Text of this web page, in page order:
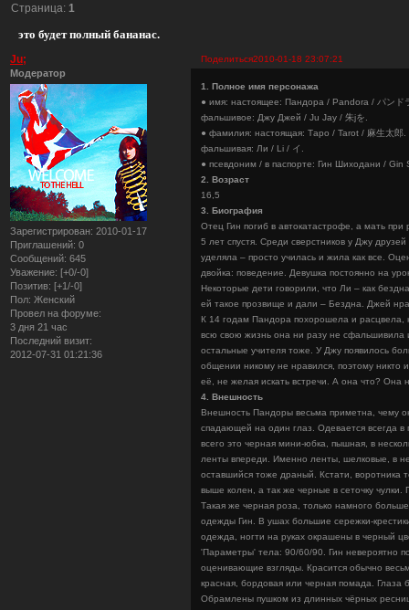
это будет полный бананас.
Страница: 1
Поделиться2010-01-18 23:07:21
Ju;
Модератор
Зарегистрирован: 2010-01-17
Приглашений: 0
Сообщений: 645
Уважение: [+0/-0]
Позитив: [+1/-0]
Пол: Женский
Провел на форуме:
3 дня 21 час
Последний визит:
2012-07-31 01:21:36
1. Полное имя персонажа
● имя: настоящее: Пандора / Pandora / パンド
фальшивое: Джу Джей / Ju Jay / 朱jを.
● фамилия: настоящая: Таро / Tarot / 麻生太郎.
фальшивая: Ли / Li / イ.
● псевдоним / в паспорте: Гин Шиходани / Gin
2. Возраст
16,5
3. Биография
Отец Гин погиб в автокатастрофе, а мать
5 лет спустя. Среди сверстников у Джу
уделяла – просто училась и жила как все.
двойка: поведение. Девушка постоянно на
Некоторые дети говорили, что Ли – как
ей такое прозвище и дали – Бездна. Джей
К 14 годам Пандора похорошела и расцвела,
всю свою жизнь она ни разу не сфальшивила
остальные учителя тоже. У Джу появилось
общении никому не нравился, поэтому никто
её, не желая искать встречи. А она что? Она
4. Внешность
Внешность Пандоры весьма приметна, чему
спадающей на один глаз. Одевается всегда
всего это черная мини-юбка, пышная, в
ленты впереди. Именно ленты, шелковые, в
оставшийся тоже драный. Кстати, воротника
выше колен, а так же черные в сеточку
Такая же черная роза, только намного
одежды Гин. В ушах большие сережки-
одежда, ногти на руках окрашены в черный
'Параметры' тела: 90/60/90. Гин невероятно
оценивающие взгляды. Красится обычно
красная, бордовая или черная помада. Глаза
Обрамлены пушком из длинных чёрных